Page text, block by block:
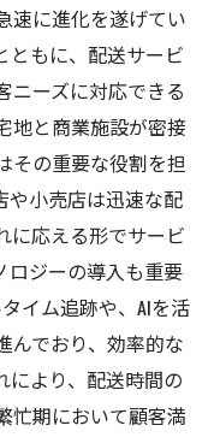
速に進化を遂げてい
ともに、配送サービ
ニーズに対応できる
地と商業施設が密接
その重要な役割を担
や小売店は迅速な配
に応える形でサービ
ロジーの導入も重要
イム追跡や、AIを活
んでおり、効率的な
により、配送時間の
忙期において顧客満